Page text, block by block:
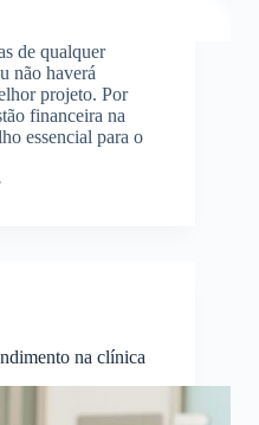
de qualquer
não haverá
projeto. Por
financeira na
essencial para o
na clínica